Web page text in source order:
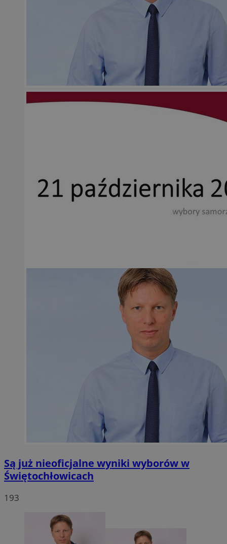
Są już nieoficjalne wyniki wyborów w
Świętochłowicach
193